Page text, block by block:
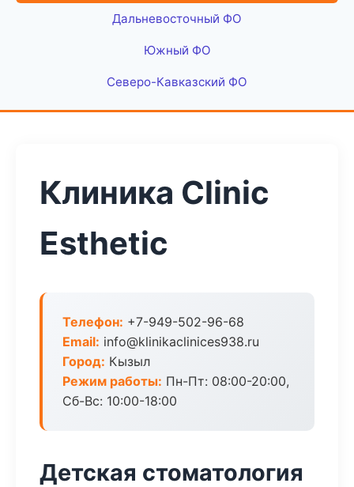
Дальневосточный ФО
Южный ФО
Северо-Кавказский ФО
Клиника Clinic
Esthetic
Телефон: +7-949-502-96-68
Email: info@klinikaclinices938.ru
Город: Кызыл
Режим работы: Пн-Пт: 08:00-20:00,
Сб-Вс: 10:00-18:00
Детская стоматология